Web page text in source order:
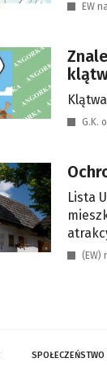
EW
G.K.
Lista
(EW)
SPOŁECZEŃSTWO